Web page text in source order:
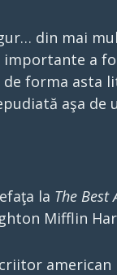
din mai
importante a
forma asta
aşa de
la The Best
Mifflin
american